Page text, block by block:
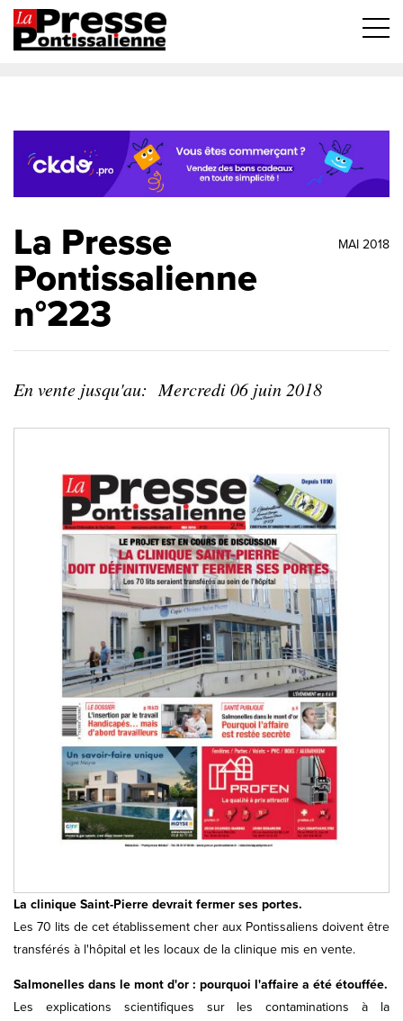
La Presse
Pontissalienne
n°223
MAI 2018
En vente jusqu'au: Mercredi 06 juin 2018
La clinique Saint-Pierre devrait fermer ses portes.
Les 70 lits de cet établissement cher aux Pontissaliens doivent être
transférés à l'hôpital et les locaux de la clinique mis en vente.
Salmonelles dans le mont d'or : pourquoi l'affaire a été étouffée.
Les explications scientifiques sur les contaminations à la